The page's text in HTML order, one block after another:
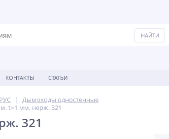
КОНТАКТЫ СТАТЬИ
Дымоходы одностенные
t=1 мм, нерж. 321
321